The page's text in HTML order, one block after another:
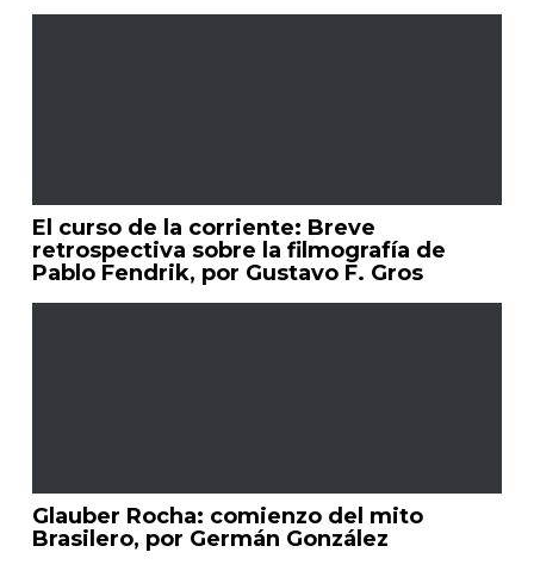
El curso de la corriente: Breve
retrospectiva sobre la filmografía de
Pablo Fendrik, por Gustavo F. Gros
Glauber Rocha: comienzo del mito
Brasilero, por Germán González